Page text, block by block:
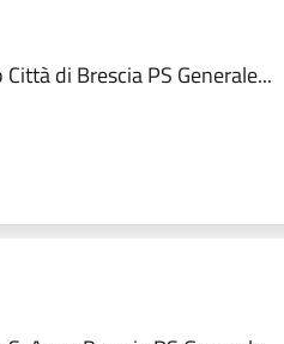
Città di Brescia PS Generale...